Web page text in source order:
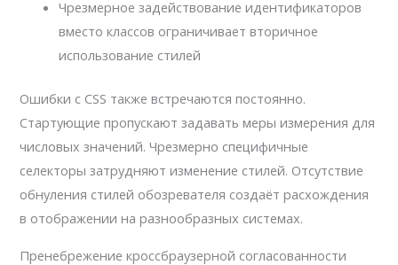
Чрезмерное задействование идентификаторов
вместо классов ограничивает вторичное
использование стилей
Ошибки с CSS также встречаются постоянно.
Стартующие пропускают задавать меры измерения для
числовых значений. Чрезмерно специфичные
селекторы затрудняют изменение стилей. Отсутствие
обнуления стилей обозревателя создаёт расхождения
в отображении на разнообразных системах.
Пренебрежение кроссбраузерной согласованности